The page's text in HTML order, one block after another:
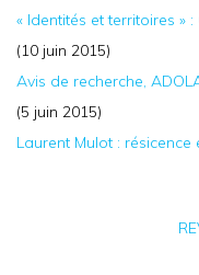
« Identités et territoires » :
(10 juin 2015)
Avis de recherche,
(5 juin 2015)
Laurent Mulot : résicence